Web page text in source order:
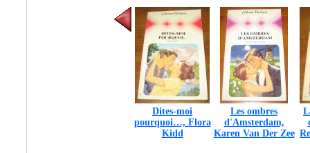
Dites-moi
pourquoi…, Flora
Kidd
Les ombres
d'Amsterdam,
Karen Van Der Zee